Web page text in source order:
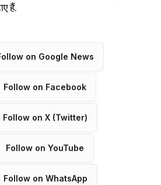
हैं.
on Google News
Follow on Facebook
Follow on X (Twitter)
Follow on YouTube
Follow on WhatsApp